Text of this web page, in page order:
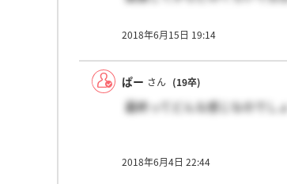
2018年6月15日 19:14
ぱー さん (19卒)
最終ってどんな感じなのでしょ
2018年6月4日 22:44